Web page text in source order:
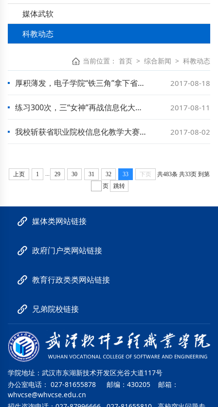
媒体武软
科教动态
当前位置： 首页 > 综合新闻 > 科教动态
厚积薄发，电子学院“铁三角”拿下省信息化大赛课堂教学第一名 2017-08-18
练习300次，三“女神”再战信息化大赛夺桂冠 2017-08-11
我校斩获省职业院校信息化教学大赛三个一等奖 2017-08-02
上页 1 ... 29 30 31 32 33 下页 共483条 共33页 到第
页
跳转
媒体类网站链接
政府门户类网站链接
教育行政类类网站链接
兄弟院校链接
学院地址：武汉市东湖新技术开发区光谷大道117号
办公室电话： 027-81655878 邮编：430205 邮箱：
whvcse@whvcse.edu.cn